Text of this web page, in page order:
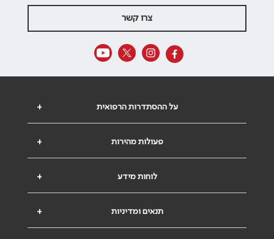
צרו קשר
+ על ההסתדרות הרפואית
+ פעולות מהירות
+ לוחות מידע
+ תנאים ומדיניות